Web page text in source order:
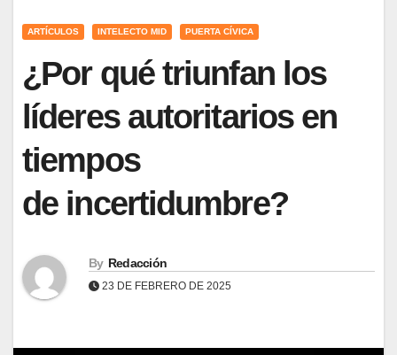
ARTÍCULOS INTELECTO MID PUERTA CÍVICA
¿Por qué triunfan los
líderes autoritarios en
tiempos
de incertidumbre?
By Redacción
23 DE FEBRERO DE 2025